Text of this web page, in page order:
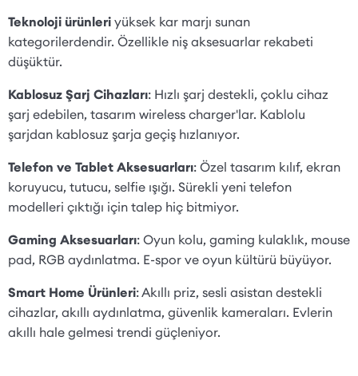
Teknoloji ürünleri yüksek kar marjı sunan
kategorilerdendir. Özellikle niş aksesuarlar rekabeti
düşüktür.
Kablosuz Şarj Cihazları: Hızlı şarj destekli, çoklu cihaz
şarj edebilen, tasarım wireless charger'lar. Kablolu
şarjdan kablosuz şarja geçiş hızlanıyor.
Telefon ve Tablet Aksesuarları: Özel tasarım kılıf, ekran
koruyucu, tutucu, selfie ışığı. Sürekli yeni telefon
modelleri çıktığı için talep hiç bitmiyor.
Gaming Aksesuarları: Oyun kolu, gaming kulaklık, mouse
pad, RGB aydınlatma. E-spor ve oyun kültürü büyüyor.
Smart Home Ürünleri: Akıllı priz, sesli asistan destekli
cihazlar, akıllı aydınlatma, güvenlik kameraları. Evlerin
akıllı hale gelmesi trendi güçleniyor.